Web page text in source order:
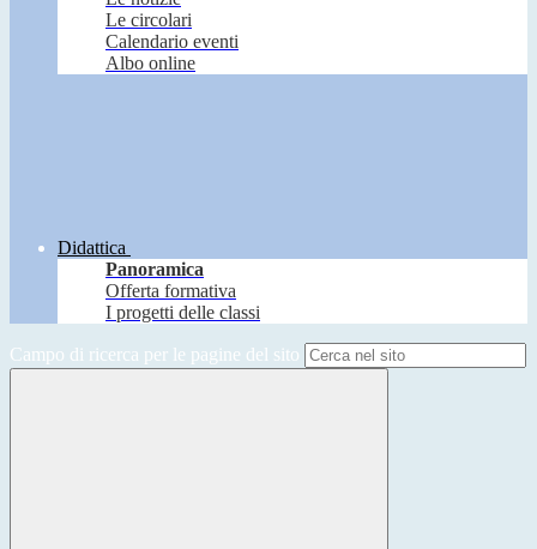
Le circolari
Calendario eventi
Albo online
Didattica
Panoramica
Offerta formativa
I progetti delle classi
Campo di ricerca per le pagine del sito